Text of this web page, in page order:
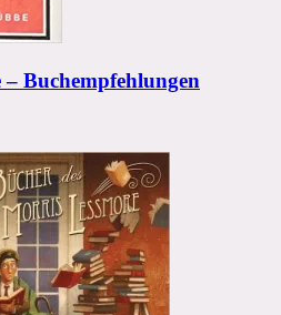
Buchempfehlungen